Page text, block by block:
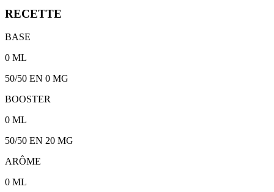
RECETTE
BASE
0 ML
50/50 EN 0 MG
BOOSTER
0 ML
50/50 EN 20 MG
ARÔME
0 ML